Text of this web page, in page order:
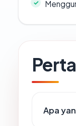
Apa